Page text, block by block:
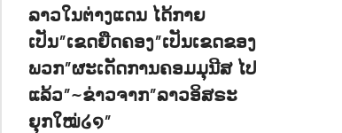
ລາວໃນຕ່າງແດນ ໄດ້ກາຍ
ເປັນ”ເຂດຍືດຄອງ”ເປັນເຂດຂອງ
ພວກ”ຜະເດັດການຄອມມຸນີສ ໄປ
ແລ້ວ”~ຂ່າວຈາກ”ລາວອິສຣະ
ຍຸກໃໝ່໒໑”